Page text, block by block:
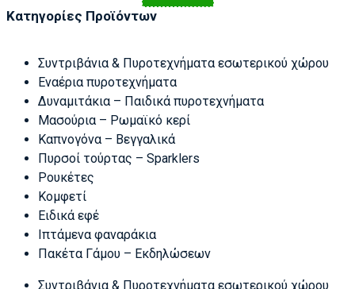
Κατηγορίες Προϊόντων
Συντριβάνια & Πυροτεχνήματα εσωτερικού χώρου
Εναέρια πυροτεχνήματα
Δυναμιτάκια – Παιδικά πυροτεχνήματα
Μασούρια – Ρωμαϊκό κερί
Καπνογόνα – Βεγγαλικά
Πυρσοί τούρτας – Sparklers
Ρουκέτες
Κομφετί
Ειδικά εφέ
Ιπτάμενα φαναράκια
Πακέτα Γάμου – Εκδηλώσεων
Συντριβάνια & Πυροτεχνήματα εσωτερικού χώρου